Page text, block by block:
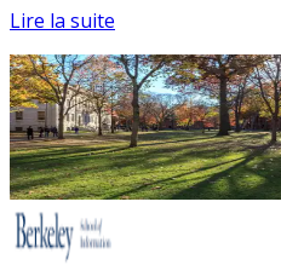
Lire la suite